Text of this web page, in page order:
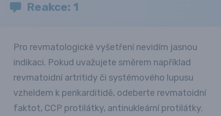
Reakce: 1
Pro revmatologické vyšetření nevidím jasnou
indikaci. Pokud uvažujete směrem například
revmatoidní artritidy či systémového lupusu
vzheldem k perikarditidě, odeberte revmatoidní
faktot, CCP protilátky, antinukleární protilátky.